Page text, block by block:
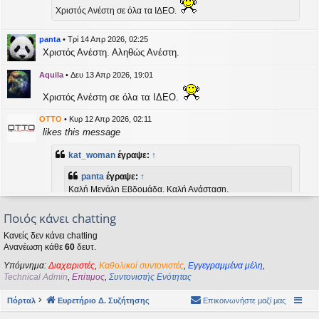
Χριστός Ανέστη σε όλα τα ΙΔΕΟ.
panta • Τρί 14 Απρ 2026, 02:25
Χριστός Ανέστη. Αληθώς Ανέστη.
Aquila • Δευ 13 Απρ 2026, 19:01
Χριστός Ανέστη σε όλα τα ΙΔΕΟ.
OTTO • Κυρ 12 Απρ 2026, 02:11
likes this message
kat_woman έγραψε: ↑
panta έγραψε: ↑
Καλή Μεγάλη Εβδομάδα. Καλή Ανάσταση.
Καλή Ανάσταση σε όλους!
kat_woman•Τετ 08 Απρ 2026, 14:21
pantaέγραψε:↑
Καλή Μεγάλη Εβδομάδα. Καλή Ανάσταση.
Καλή Ανάσταση σε όλους!
Ποιός κάνει chatting
Κανείς δεν κάνει chatting
Ανανέωση κάθε 60 δευτ.
Υπόμνημα: Διαχειριστές Καθολικοί συντονιστές Εγγεγραμμένα μέλη
Technical Admin Επίτιμος Συντονιστής Ενότητας
Πόρταλ Ευρετήριο Δ. Συζήτησης Επικοινωνήστε μαζί μας